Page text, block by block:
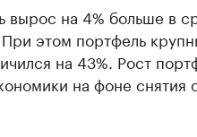
вырос на 4% больше в
этом портфель
на 43%. Рост
на фоне снятия